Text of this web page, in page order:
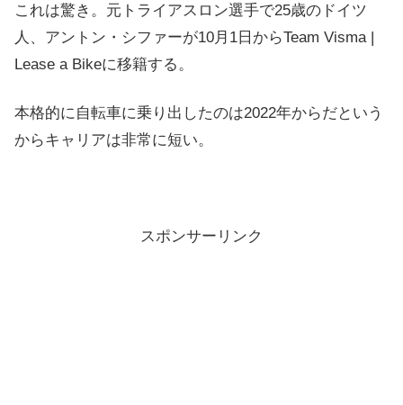
これは驚き。元トライアスロン選手で25歳のドイツ
人、アントン・シファーが10月1日からTeam Visma |
Lease a Bikeに移籍する。
本格的に自転車に乗り出したのは2022年からだという
からキャリアは非常に短い。
スポンサーリンク